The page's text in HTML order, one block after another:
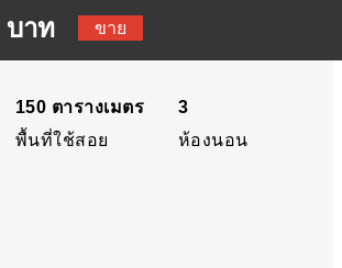
แหวน-ลำลูกกา
ร : วราบดินทร์
กกา ตำบลลาด
บาท ขาย
150 ตารางเมตร
พื้นที่ใช้สอย
3
ห้องนอน